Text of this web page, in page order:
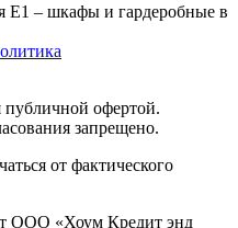
Е1 – шкафы и гардеробные в
публичной офертой.
запрещено.
от фактического
ООО «Хоум Кредит энд